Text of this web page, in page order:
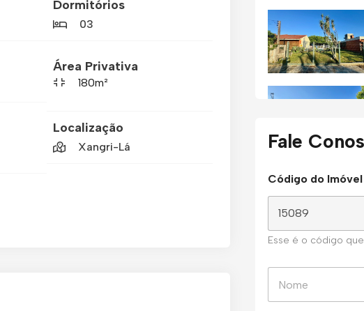
Dormitórios
03
Área Privativa
180m²
Localização
Xangri-Lá Fale
Código do Imóvel
Esse é o código